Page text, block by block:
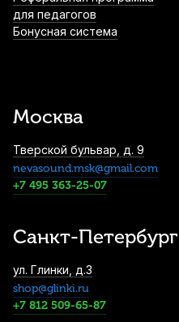
для педагогов
Бонусная система
Москва
Тверской бульвар, д. 9
nevasound.msk@gmail.com
+7 495 363-25-07
Санкт-Петербург
ул. Глинки, д.3
shop@glinki.ru
+7 812 509-65-87